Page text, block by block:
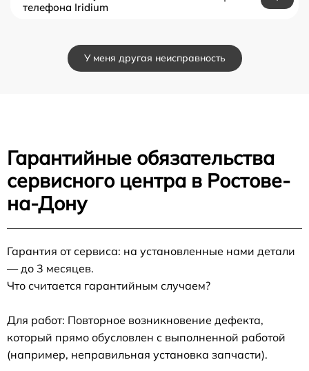
телефона Iridium
У меня другая неисправность
Гарантийные обязательства
сервисного центра в Ростове-
на-Дону
Гарантия от сервиса: на установленные нами детали
— до 3 месяцев.
Что считается гарантийным случаем?
Для работ: Повторное возникновение дефекта,
который прямо обусловлен с выполненной работой
(например, неправильная установка запчасти).